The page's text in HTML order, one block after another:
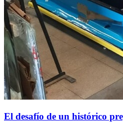
El desafío de un histórico